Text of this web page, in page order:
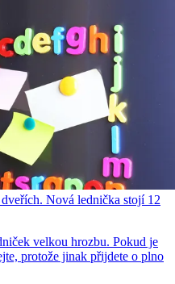
Nová lednička stojí 12
velkou hrozbu. Pokud je
protože jinak přijdete o plno